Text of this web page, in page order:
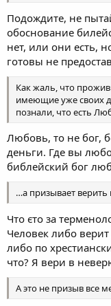
Подождите, не
обоснование
нет, или они есть,
готовы не
Как жаль, что
имеющие уже своих
познали, что есть
Любовь, то не бог,
деньги. Где вы
библейский бог
…а призывает
Что єто за
Человек либо
либо по
что? Я вери в
А это не призыв все